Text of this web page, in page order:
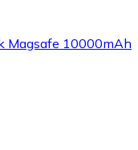
Magsafe 10000mAh